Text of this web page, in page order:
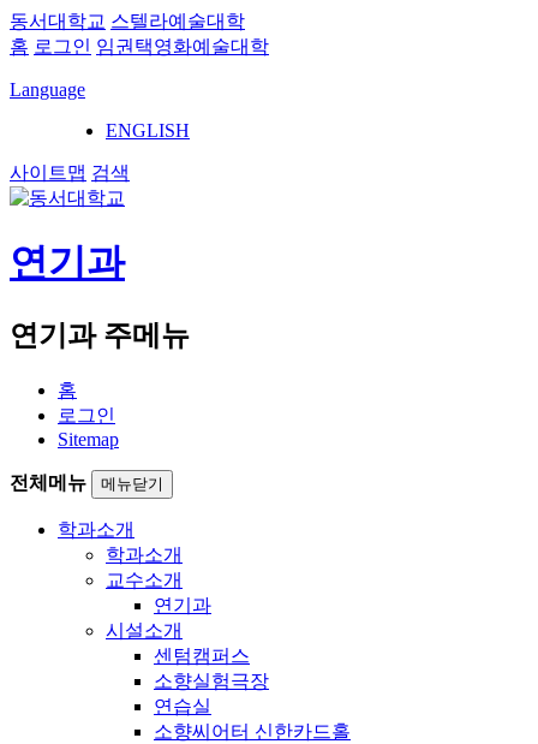
동서대학교 스텔라예술대학
홈 로그인 임권택영화예술대학
Language
ENGLISH
사이트맵 검색
연기과
연기과 주메뉴
홈
로그인
Sitemap
전체메뉴 메뉴닫기
학과소개
학과소개
교수소개
연기과
시설소개
센텀캠퍼스
소향실험극장
연습실
소향씨어터 신한카드홀